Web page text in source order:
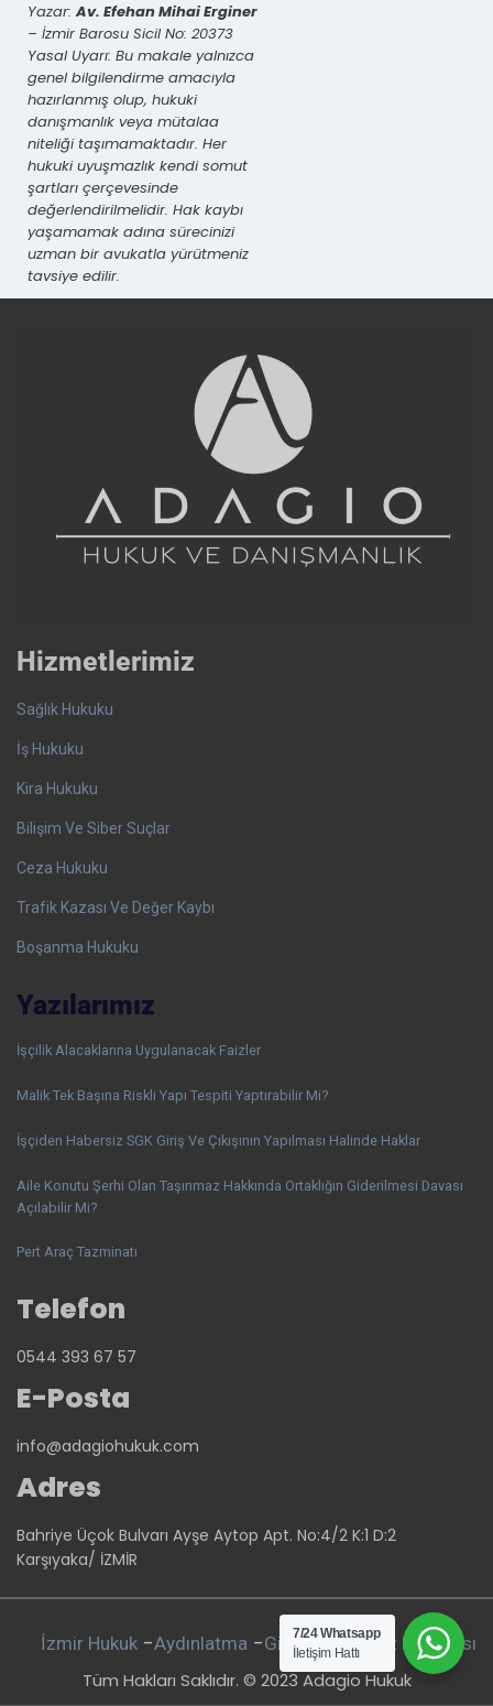
Yazar:Av. Efehan Mihai Erginer
– İzmir Barosu Sicil No: 20373
Yasal Uyarı: Bu makale yalnızca
genel bilgilendirme amacıyla
hazırlanmış olup, hukuki
danışmanlık veya mütalaa
niteliği taşımamaktadır. Her
hukuki uyuşmazlık kendi somut
şartları çerçevesinde
değerlendirilmelidir. Hak kaybı
yaşamamak adına sürecinizi
uzman bir avukatla yürütmeniz
tavsiye edilir.
Hizmetlerimiz
Sağlık Hukuku
İş Hukuku
Kira Hukuku
Bilişim Ve Siber Suçlar
Ceza Hukuku
Trafik Kazası Ve Değer Kaybı
Boşanma Hukuku
Yazılarımız
İşçilik Alacaklarına Uygulanacak Faizler
Malik Tek Başına Riskli Yapı Tespiti Yaptırabilir Mi?
İşçiden Habersiz SGK Giriş Ve Çıkışının Yapılması Halinde Haklar
Aile Konutu Şerhi Olan Taşınmaz Hakkında Ortaklığın Giderilmesi Davası
Açılabilir Mi?
Pert Araç Tazminatı
Telefon
0544 393 67 57
E-Posta
info@adagiohukuk.com
Adres
Bahriye Üçok Bulvarı Ayşe Aytop Apt. No:4/2 K:1 D:2
Karşıyaka/ İZMİR
İzmir Hukuk-Aydınlatma -Gizlilik Ve Çerez Politikası
Tüm Hakları Saklıdır. © 2023 Adagio Hukuk
7/24 Whatsapp
İletişim Hattı